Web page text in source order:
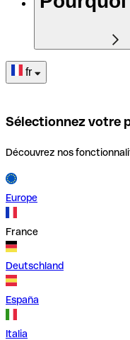
fr
Sélectionnez votre
Découvrez nos
Europe
France
Deutschland
España
Italia